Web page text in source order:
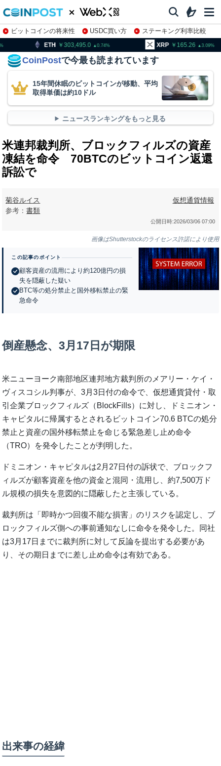
ビットコインの将来性 USDC買い方
ステーキング利率比較
株特集・関連銘柄
0.74 XRP 3.09 BNB
CoinPostで今最も読まれています
15年間休眠のビットコインが移動、平均
取得単価は約10ドル
ニュースランキングをもっと見る
米連邦裁判所、ブロックフィルズの資産
凍結を命令 70BTCのビットコイン返還
訴訟で
菊谷ルイス
参考：書類
仮想通貨情報
公開日時:2026/03/06 07:00
画像はShutterstockのライセンス許諾により使用
この記事のポイント
顧客資産の流用により約120億円の損
失を隠蔽した疑い
BTC等の処分禁止と国外移転禁止の緊
急命令
倒産懸念、3月17日が期限
米ニューヨーク南部地区連邦地方裁判所のメアリー・ケイ・
ヴィスコシル判事が、3月3日付の命令で、仮想通貨貸付・取
引企業ブロックフィルズ（BlockFills）に対し、ドミニオン・
キャピタルに帰属するとされるビットコイン70.6 BTCの処分
禁止と資産の国外移転禁止を命じる緊急差し止め命令
（TRO）を発令したことが判明した。
ドミニオン・キャピタルは2月27日付の訴状で、ブロックフ
ィルズが顧客資産を他の資金と混同・流用し、約7,500万ド
ル規模の損失を意図的に隠蔽したと主張している。
裁判所は「即時かつ回復不能な損害」のリスクを認定し、ブ
ロックフィルズ側への事前通知なしに命令を発令した。同社
は3月17日までに裁判所に対して反論を提出する必要があ
り、その期日までに差し止め命令は有効である。
出来事の経緯